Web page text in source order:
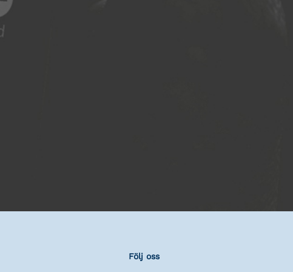
Följ oss